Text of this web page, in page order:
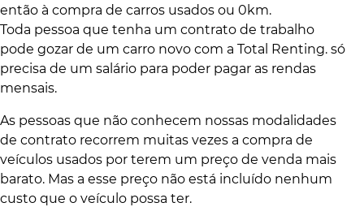
então à compra de carros usados ou 0km.
Toda pessoa que tenha um contrato de trabalho
pode gozar de um carro novo com a Total Renting. só
precisa de um salário para poder pagar as rendas
mensais.
As pessoas que não conhecem nossas modalidades
de contrato recorrem muitas vezes a compra de
veículos usados por terem um preço de venda mais
barato. Mas a esse preço não está incluído nenhum
custo que o veículo possa ter.